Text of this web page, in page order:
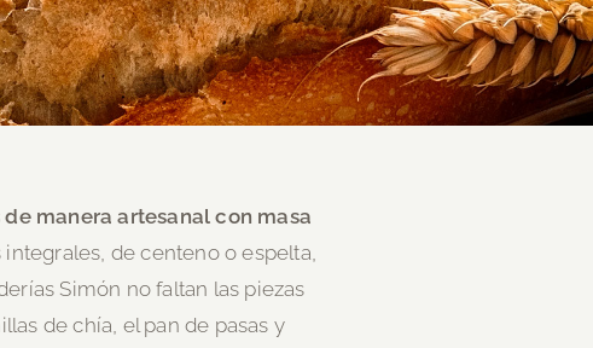
de manera artesanal con masa
de centeno o espelta,
Simón no faltan las piezas
de chía, el pan de pasas y